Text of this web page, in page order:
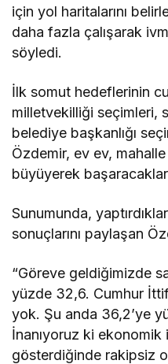
için yol haritalarını
daha fazla çalışarak
söyledi.
İlk somut hedeflerinin
milletvekilliği seçimleri,
belediye başkanlığı
Özdemir, ev ev,
büyüyerek
Sunumunda,
sonuçlarını paylaşan
“Göreve geldiğimizde
yüzde 32,6. Cumhur
yok. Şu anda 36,2’ye
İnanıyoruz ki
gösterdiğinde rakipsiz